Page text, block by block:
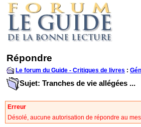
Répondre
Le forum du Guide - Critiques de livres :
Sujet: Tranches de vie allégées ...
Erreur
Désolé, aucune autorisation de répondre au